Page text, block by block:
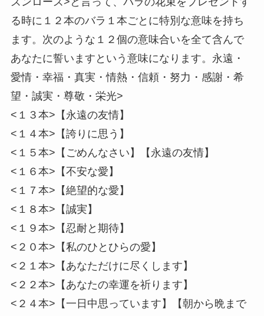
る時に１２本のバラ１本ごとに特別な意味を持ち
ます。次のような１２個の意味合いを全て含んで
あなたに誓いますという意味になります。永遠・
愛情・幸福・真実・情熱・信頼・努力・感謝・希
望・誠実・尊敬・栄光>
<１３本>【永遠の友情】
<１４本>【誇りに思う】
<１５本>【ごめんなさい】【永遠の友情】
<１６本>【不安な愛】
<１７本>【絶望的な愛】
<１８本>【誠実】
<１９本>【忍耐と期待】
<２０本>【私のひとひらの愛】
<２１本>【あなただけに尽くします】
<２２本>【あなたの幸運を祈ります】
<２４本>【一日中思っています】【朝から晩まで